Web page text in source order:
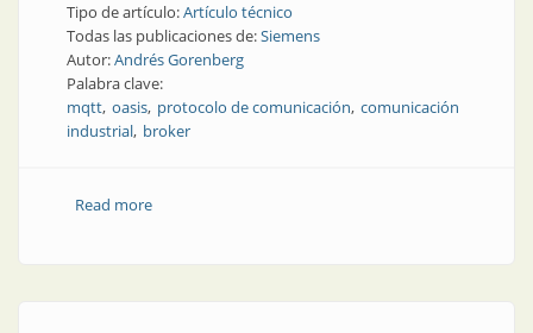
Tipo de artículo:Artículo técnico
Todas las publicaciones de:Siemens
Autor:Andrés Gorenberg
Palabra clave:
mqtt oasis protocolo de comunicación comunicación
industrial broker
Read moreabout Conectividad en la nube